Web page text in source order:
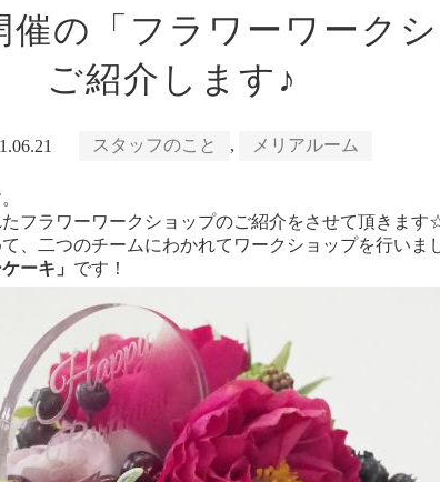
催の「フラワーワーク
ご紹介します♪
スタッフのこと , メリアルーム
フラワーワークショップのご紹介をさせて頂きます
、二つのチームにわかれてワークショップを行いま
ーキ」 です！